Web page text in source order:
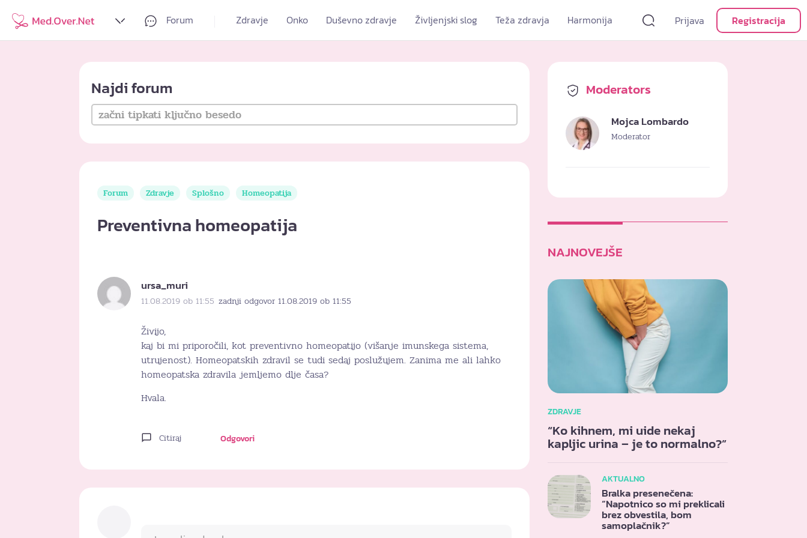
Forum Zdravje Onko Duševno zdravje Življenjski slog Teža zdravja Harmonija Prijava Registracija
Najdi forum
Forum Zdravje Splošno Homeopatija
Preventivna homeopatija
ursa_muri
11.08.2019 ob 11:55 zadnji odgovor 11.08.2019 ob 11:55
Živijo,
kaj bi mi priporočili, kot preventivno homeopatijo (višanje imunskega sistema,
utrujenost). Homeopatskih zdravil se tudi sedaj poslužujem. Zanima me ali lahko
homeopatska zdravila jemljemo dlje časa?
Hvala.
Citiraj Odgovori
Moderators
Mojca Lombardo
Moderator
NAJNOVEJŠE
ZDRAVJE
“Ko kihnem, mi uide nekaj
kapljic urina – je to normalno?”
AKTUALNO
Bralka presenečena:
“Napotnico so mi preklicali
brez obvestila, bom
samoplačnik?”